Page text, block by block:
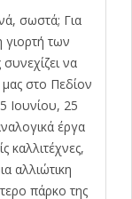
σωστά; Για
των
να
στο Πεδίον
Ιουνίου, 25
έργα
καλλιτέχνες,
αλλιώτικη
πάρκο της